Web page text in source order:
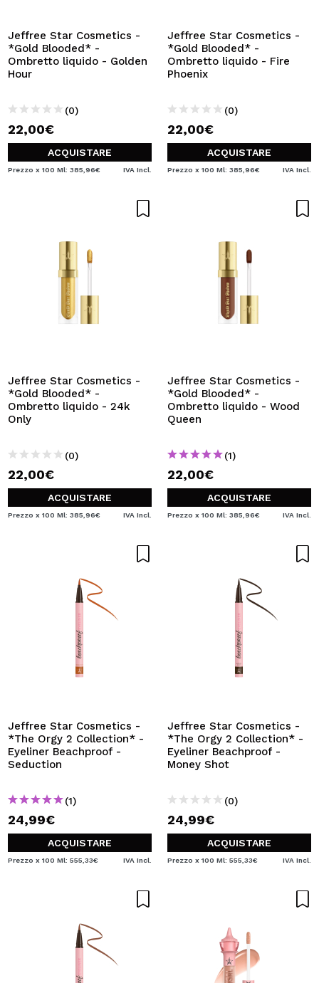
Jeffree Star Cosmetics -
*Gold Blooded* -
Ombretto liquido - Golden
Hour
(0)
22,00€
ACQUISTARE
Prezzo x 100 Ml: 385,96€ IVA Incl.
Jeffree Star Cosmetics -
*Gold Blooded* -
Ombretto liquido - Fire
Phoenix
(0)
22,00€
ACQUISTARE
Prezzo x 100 Ml: 385,96€ IVA Incl.
Jeffree Star Cosmetics -
*Gold Blooded* -
Ombretto liquido - 24k
Only
(0)
22,00€
ACQUISTARE
Prezzo x 100 Ml: 385,96€ IVA Incl.
Jeffree Star Cosmetics -
*Gold Blooded* -
Ombretto liquido - Wood
Queen
(1)
22,00€
ACQUISTARE
Prezzo x 100 Ml: 385,96€ IVA Incl.
Jeffree Star Cosmetics -
*The Orgy 2 Collection* -
Eyeliner Beachproof -
Seduction
(1)
24,99€
ACQUISTARE
Prezzo x 100 Ml: 555,33€ IVA Incl.
Jeffree Star Cosmetics -
*The Orgy 2 Collection* -
Eyeliner Beachproof -
Money Shot
(0)
24,99€
ACQUISTARE
Prezzo x 100 Ml: 555,33€ IVA Incl.